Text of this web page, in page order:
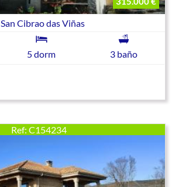
San Cibrao das Viñas
5 dorm 3 baño
Ref: C154234